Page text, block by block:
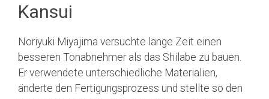
Kansui
Noriyuki Miyajima versuchte lange Zeit einen
besseren Tonabnehmer als das Shilabe zu bauen.
Er verwendete unterschiedliche Materialien,
änderte den Fertigungsprozess und stellte so den